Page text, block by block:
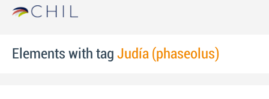
Elements with tag Judía (phaseolus)